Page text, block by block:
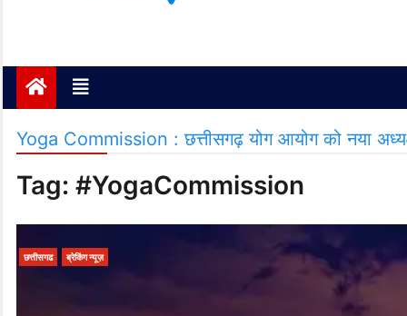
Yoga Commission : छत्तीसगढ़ योग आयोग को नया
Tag: #YogaCommission
छत्तीसगढ ब्रेकिंग न्यूज़